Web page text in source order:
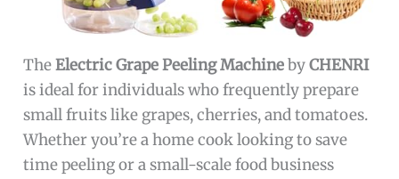
TheElectric Grape Peeling MachinebyCHENRI
is ideal for individuals who frequently prepare
small fruits like grapes, cherries, and tomatoes.
Whether you’re a home cook looking to save
time peeling or a small-scale food business